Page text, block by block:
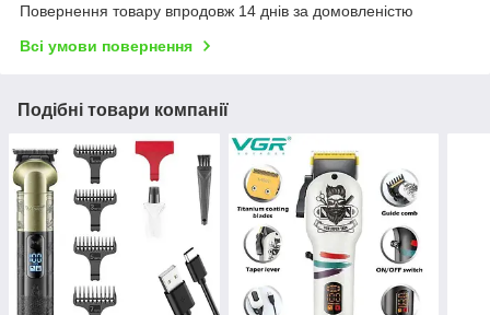
Повернення товару впродовж 14 днів за домовленістю
Всі умови повернення
Подібні товари компанії